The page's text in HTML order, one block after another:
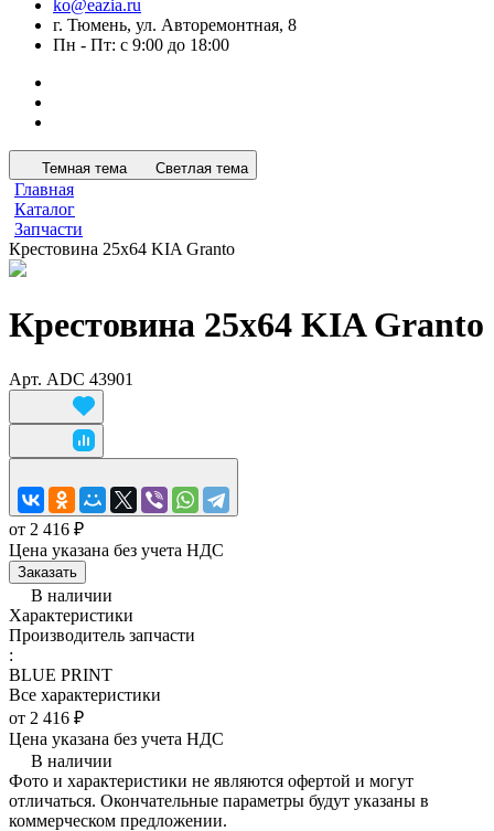
ko@eazia.ru
г. Тюмень, ул. Авторемонтная, 8
Пн - Пт: с 9:00 до 18:00
Темная тема Светлая тема
Главная
Каталог
Запчасти
Крестовина 25х64 KIA Granto
Крестовина 25х64 KIA Granto
Арт. ADC 43901
от 2 416 ₽
Цена указана без учета НДС
Заказать
В наличии
Характеристики
Производитель запчасти
:
BLUE PRINT
Все характеристики
от 2 416 ₽
Цена указана без учета НДС
В наличии
Фото и характеристики не являются офертой и могут
отличаться. Окончательные параметры будут указаны в
коммерческом предложении.